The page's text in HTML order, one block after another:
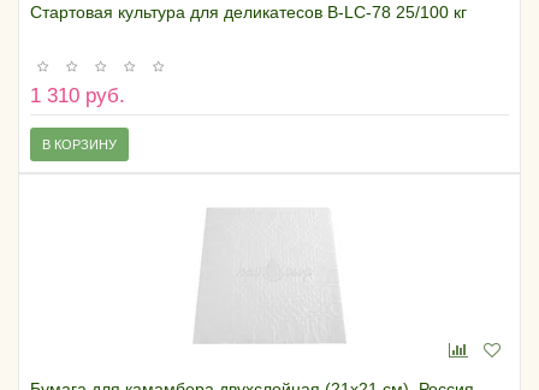
Стартовая культура для деликатесов B-LC-78 25/100 кг
1 310 руб.
В КОРЗИНУ